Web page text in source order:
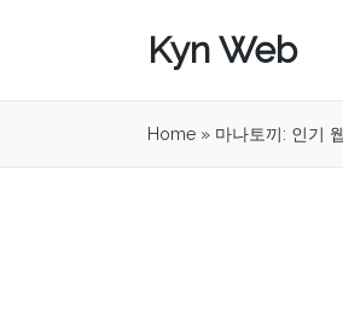
Kyn Web
Home » 마나토끼: 인기